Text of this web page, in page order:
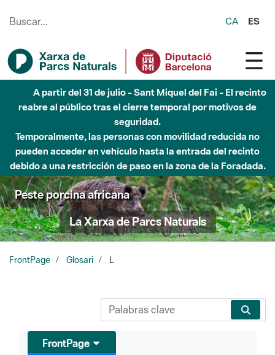
CA ES
A partir del 31 de julio - Sant Miquel del Fai - El recinto
reabre al público tras el cierre temporal por motivos de
seguridad.
Temporalmente, las personas con movilidad reducida no
pueden acceder en vehículo hasta la entrada del recinto
debido a una restricción de paso en la zona de la Foradada.
Peste porcina africana
La Xarxa de Parcs Naturals
FrontPage Glosari L
FrontPage